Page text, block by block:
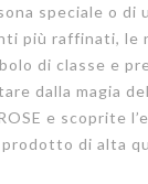
speciale o di
più raffinati, le
di classe e
dalla magia
e scoprite
di alta